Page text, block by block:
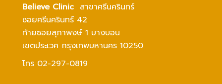
Believe Clinic สาขาศรีนครินทร์
ซอยศรีนครินทร์ 42
ท้ายซอยสุภาพงษ์ 1 บางบอน
เขตประเวศ กรุงเทพมหานคร 10250
โทร 02-297-0819